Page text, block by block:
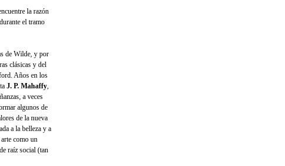
la razón
el tramo
de Wilde, y por
clásicas y del
Años en los
J. P. Mahaffy,
a veces
algunos de
de la nueva
a la belleza y a
como un
raíz social (tan